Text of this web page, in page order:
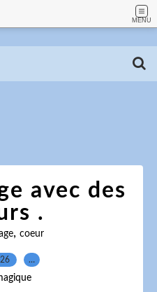
MENU
avec des
.
, coeur
…